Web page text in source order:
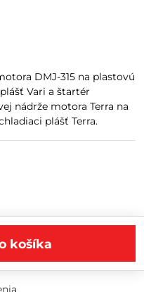
DMJ-315 na plastovú
Vari a štartér
nádrže motora Terra na
plášť Terra.
košíka